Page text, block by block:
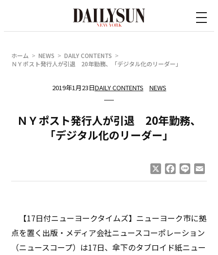
ホーム NEWS
DAILY CONTENTS
ＮＹポスト発行人が引退 20年勤務、「デジタル化のリーダー」
2019年1月23日DAILY CONTENTS NEWS
ＮＹポスト発行人が引退 20年勤務、
「デジタル化のリーダー」
Facebook
Line
【17日付ニューヨークタイムズ】ニューヨーク市に拠
点を置く出版・メディア会社ニュースコーポレーション
（ニュースコープ）は17日、傘下のタブロイド紙ニュー